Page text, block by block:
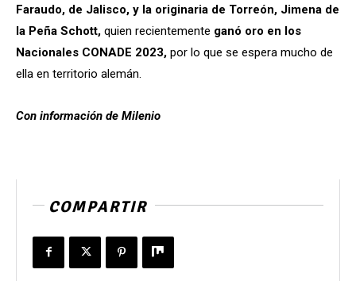
Faraudo, de Jalisco, y la originaria de Torreón, Jimena de
la Peña Schott, quien recientemente ganó oro en los
Nacionales CONADE 2023, por lo que se espera mucho de
ella en territorio alemán.
Con información de Milenio
COMPARTIR